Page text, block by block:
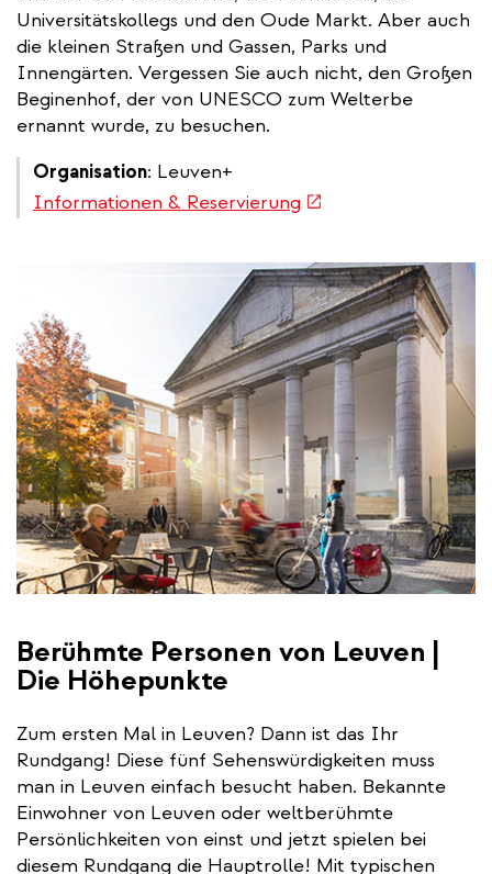
Universitätskollegs und den Oude Markt. Aber auch
die kleinen Straßen und Gassen, Parks und
Innengärten. Vergessen Sie auch nicht, den Großen
Beginenhof, der von UNESCO zum Welterbe
ernannt wurde, zu besuchen.
Organisation: Leuven+
Informationen & Reservierung (link
external)
Berühmte Personen von Leuven |
Die Höhepunkte
Zum ersten Mal in Leuven? Dann ist das Ihr
Rundgang! Diese fünf Sehenswürdigkeiten muss
man in Leuven einfach besucht haben. Bekannte
Einwohner von Leuven oder weltberühmte
Persönlichkeiten von einst und jetzt spielen bei
diesem Rundgang die Hauptrolle! Mit typischen